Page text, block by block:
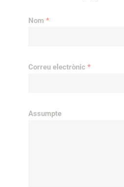
Nom *
Correu electrònic *
Assumpte